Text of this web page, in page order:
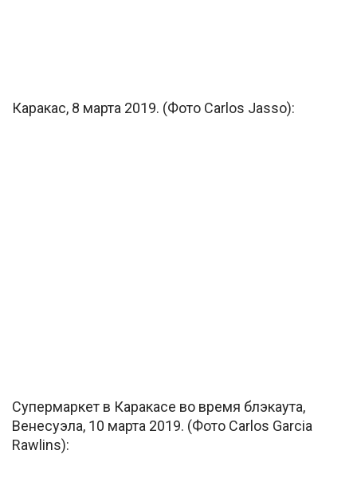
Каракас, 8 марта 2019. (Фото Carlos Jasso):
Супермаркет в Каракасе во время блэкаута,
Венесуэла, 10 марта 2019. (Фото Carlos Garcia
Rawlins):